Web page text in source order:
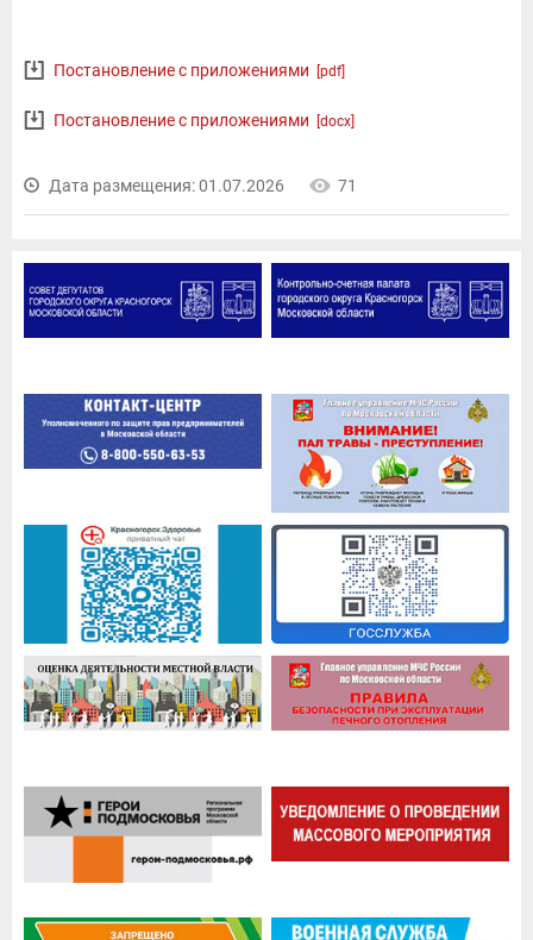
Постановление с приложениями [pdf]
Постановление с приложениями [docx]
Дата размещения: 01.07.2026 71